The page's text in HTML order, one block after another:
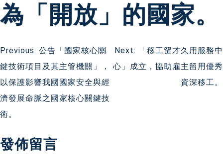
為「開放」的國家。
文
章
導
Previous: 公告「國家核心關
鍵技術項目及其主管機關」，
以保護影響我國國家安全與經
濟發展命脈之國家核心關鍵技
術。
Next:
「移工留才久用服務中
心」成立，協助雇主留用優秀
資深移工。
發佈留言